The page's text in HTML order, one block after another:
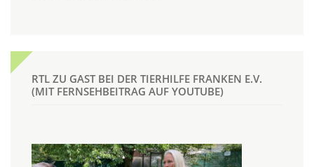
RTL ZU GAST BEI DER TIERHILFE FRANKEN E.V.
(MIT FERNSEHBEITRAG AUF YOUTUBE)